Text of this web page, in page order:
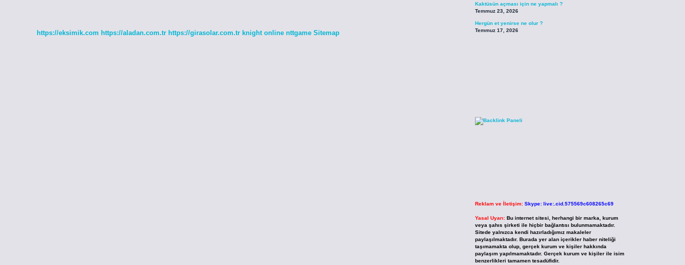
https://eksimik.com https://aladan.com.tr https://girasolar.com.tr knight online nttgame Sitemap
Kaktüsün açması için ne yapmalı ?
Temmuz 23, 2026
Hergün et yenirse ne olur ?
Temmuz 17, 2026
Reklam ve İletişim: Skype: live:.cid.575569c608265c69
Yasal Uyarı: Bu internet sitesi, herhangi bir marka, kurum
veya şahıs şirketi ile hiçbir bağlantısı bulunmamaktadır.
Sitede yalnızca kendi hazırladığımız makaleler
paylaşılmaktadır. Burada yer alan içerikler haber niteliği
taşımamakta olup, gerçek kurum ve kişiler hakkında
paylaşım yapılmamaktadır. Gerçek kurum ve kişiler ile isim
benzerlikleri tamamen tesadüfidir.